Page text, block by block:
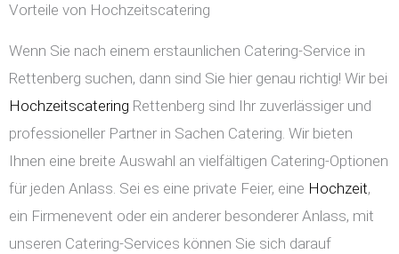
Vorteile von Hochzeitscatering
Wenn Sie nach einem erstaunlichen Catering-Service in
Rettenberg suchen, dann sind Sie hier genau richtig! Wir bei
Hochzeitscatering Rettenberg sind Ihr zuverlässiger und
professioneller Partner in Sachen Catering. Wir bieten
Ihnen eine breite Auswahl an vielfältigen Catering-Optionen
für jeden Anlass. Sei es eine private Feier, eine Hochzeit,
ein Firmenevent oder ein anderer besonderer Anlass, mit
unseren Catering-Services können Sie sich darauf